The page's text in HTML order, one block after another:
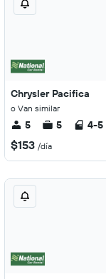
Chrysler Pacifica
o Van similar
5 5 4-5
$153 /día